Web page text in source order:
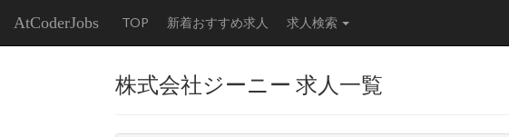
AtCoderJobs TOP 新着おすすめ求人 求人検索
株式会社ジーニー 求人一覧